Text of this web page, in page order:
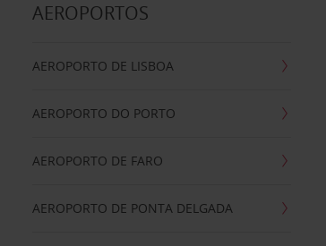
AEROPORTOS
AEROPORTO DE LISBOA
AEROPORTO DO PORTO
AEROPORTO DE FARO
AEROPORTO DE PONTA DELGADA